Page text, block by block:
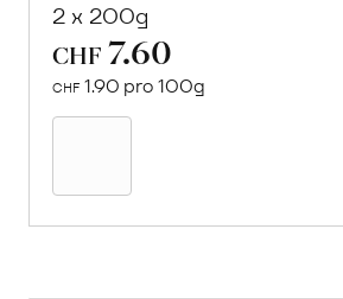
2 x 200g
CHF 7.60
CHF 1.90 pro 100g